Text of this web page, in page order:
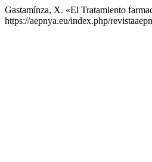
Gastamínza, X. «El Tratamiento
https://aepnya.eu/index.php/